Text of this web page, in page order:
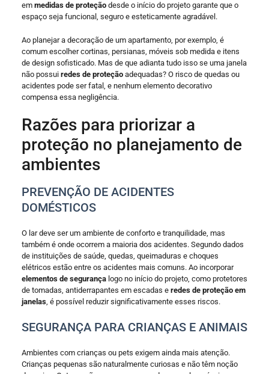
em medidas de proteçãodesde o início do projeto garante que o
espaço seja funcional, seguro e esteticamente agradável.
Ao planejar a decoração de um apartamento, por exemplo, é
comum escolher cortinas, persianas, móveis sob medida e itens
de design sofisticado. Mas de que adianta tudo isso se uma janela
não possui redes de proteçãoadequadas? O risco de quedas ou
acidentes pode ser fatal, e nenhum elemento decorativo
compensa essa negligência.
Razões para priorizar a
proteção no planejamento de
ambientes
PREVENÇÃO DE ACIDENTES
DOMÉSTICOS
O lar deve ser um ambiente de conforto e tranquilidade, mas
também é onde ocorrem a maioria dos acidentes. Segundo dados
de instituições de saúde, quedas, queimaduras e choques
elétricos estão entre os acidentes mais comuns. Ao incorporar
elementos de segurançalogo no início do projeto, como protetores
de tomadas, antiderrapantes em escadas e redes de proteção em
janelas, é possível reduzir significativamente esses riscos.
SEGURANÇA PARA CRIANÇAS E ANIMAIS
Ambientes com crianças ou pets exigem ainda mais atenção.
Crianças pequenas são naturalmente curiosas e não têm noção